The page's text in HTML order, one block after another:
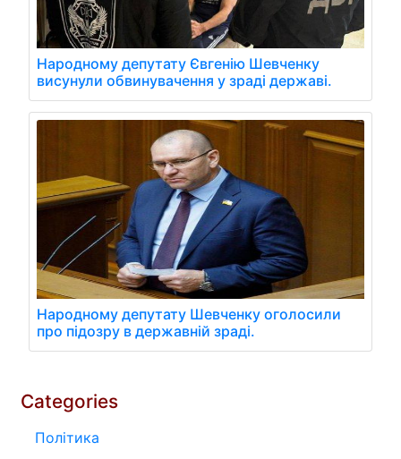
Народному депутату Євгенію Шевченку
висунули обвинувачення у зраді державі.
Народному депутату Шевченку оголосили
про підозру в державній зраді.
Categories
Політика